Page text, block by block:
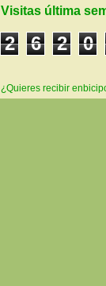
Visitas última
2 6 2 0
¿Quieres recibir